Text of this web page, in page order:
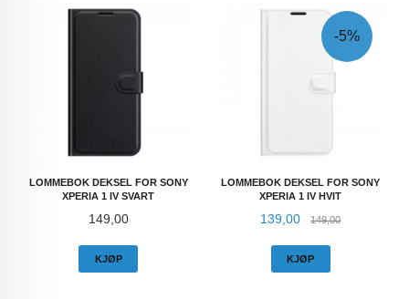
LOMMEBOK DEKSEL FOR SONY
XPERIA 1 IV SVART
Pris
149,00
KJØP
LOMMEBOK DEKSEL FOR SONY
XPERIA 1 IV HVIT
Tilbud
139,00 149,00Rabatt
-5%
KJØP